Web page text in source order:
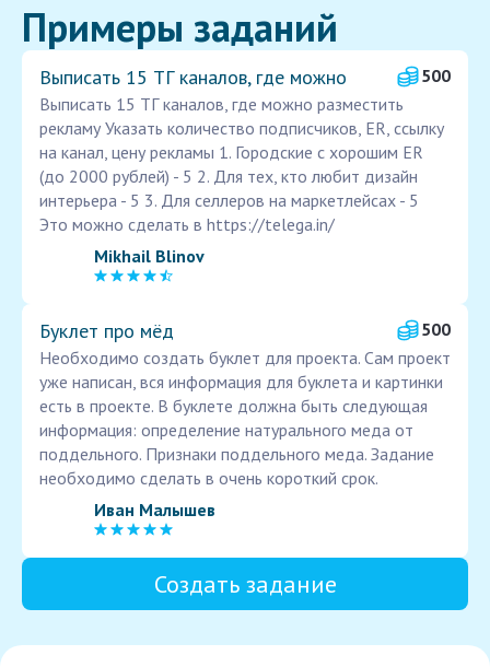
Примеры заданий
Выписать 15 ТГ каналов, где можно
500
Выписать 15 ТГ каналов, где можно разместить
рекламу Указать количество подписчиков, ER, ссылку
на канал, цену рекламы 1. Городские с хорошим ER
(до 2000 рублей) - 5 2. Для тех, кто любит дизайн
интерьера - 5 3. Для селлеров на маркетлейсах - 5
Это можно сделать в https://telega.in/
Mikhail Blinov
Буклет про мёд
500
Необходимо создать буклет для проекта. Сам проект
уже написан, вся информация для буклета и картинки
есть в проекте. В буклете должна быть следующая
информация: определение натурального меда от
поддельного. Признаки поддельного меда. Задание
необходимо сделать в очень короткий срок.
Иван Малышев
Создать задание